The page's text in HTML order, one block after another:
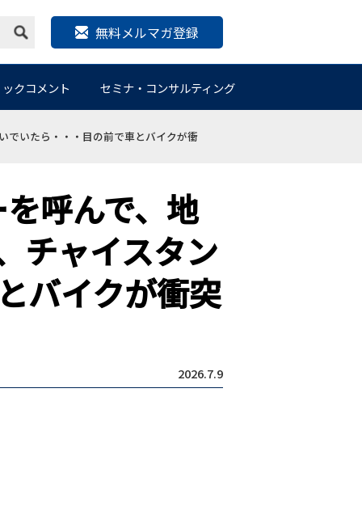
無料メルマガ登録
クコメント セミナ・コンサルティング
いたら・・・目の前で車とバイクが衝
呼んで、地
チャイスタン
バイクが衝突
2026.7.9